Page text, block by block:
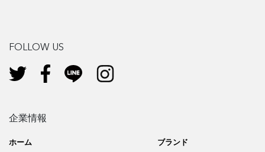
FOLLOW US
企業情報
ホーム ブランド